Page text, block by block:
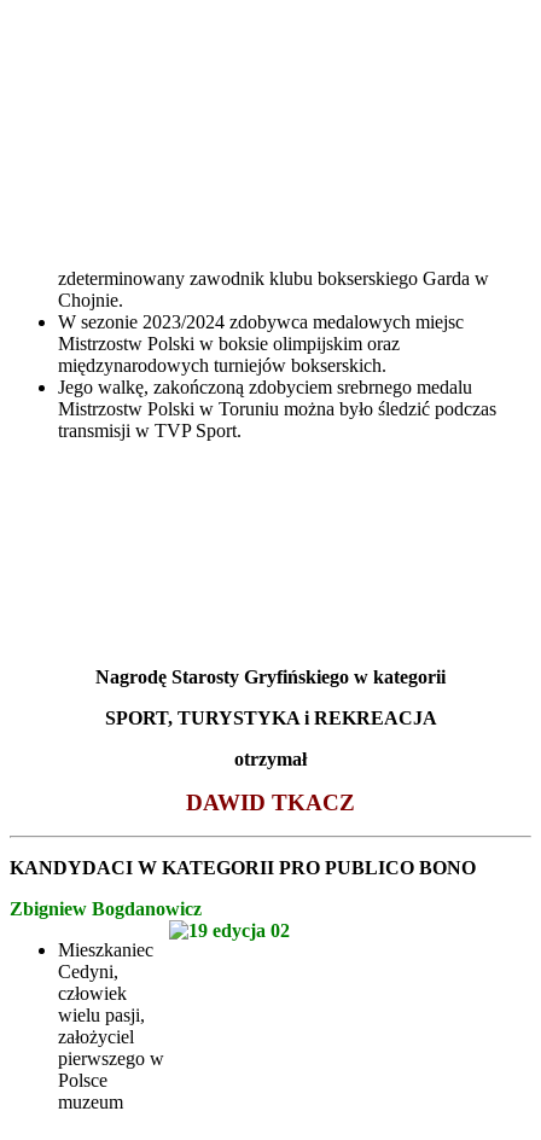
zdeterminowany zawodnik klubu bokserskiego Garda w
Chojnie.
W sezonie 2023/2024 zdobywca medalowych miejsc
Mistrzostw Polski w boksie olimpijskim oraz
międzynarodowych turniejów bokserskich.
Jego walkę, zakończoną zdobyciem srebrnego medalu
Mistrzostw Polski w Toruniu można było śledzić podczas
transmisji w TVP Sport.
Nagrodę Starosty Gryfińskiego w kategorii
SPORT, TURYSTYKA i REKREACJA
otrzymał
DAWID TKACZ
KANDYDACI W KATEGORII PRO PUBLICO BONO
Zbigniew Bogdanowicz
Mieszkaniec
Cedyni,
człowiek
wielu pasji,
założyciel
pierwszego w
Polsce
muzeum